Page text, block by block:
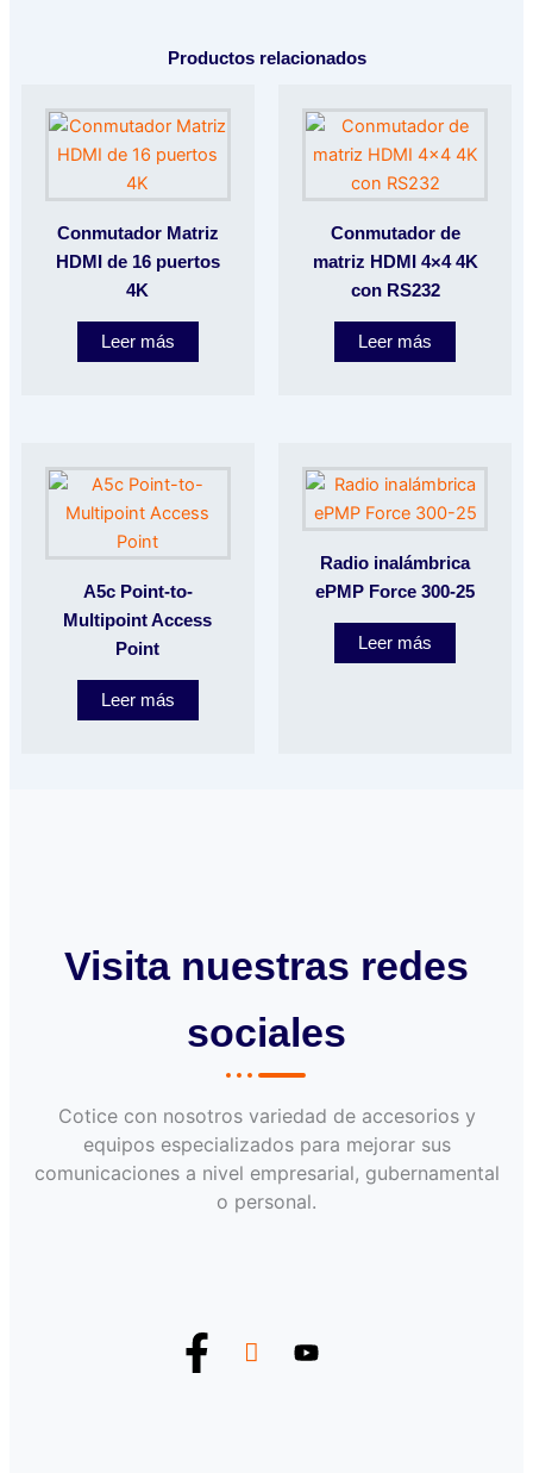
Productos relacionados
Conmutador Matriz
HDMI de 16 puertos
4K
Leer más
Conmutador de
matriz HDMI 4×4 4K
con RS232
Leer más
A5c Point-to-
Multipoint Access
Point
Leer más
Radio inalámbrica
ePMP Force 300-25
Leer más
Visita nuestras redes
sociales
Cotice con nosotros variedad de accesorios y
equipos especializados para mejorar sus
comunicaciones a nivel empresarial, gubernamental
o personal.